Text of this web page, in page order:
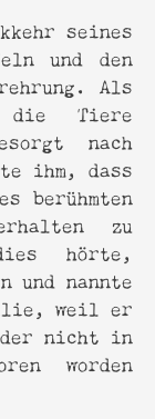
seines
und den
Als
Tiere
nach
ihm, dass
berühmten
zu
hörte,
und nannte
weil er
der nicht in
worden